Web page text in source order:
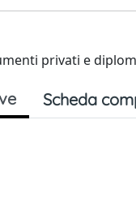
privati e
Scheda